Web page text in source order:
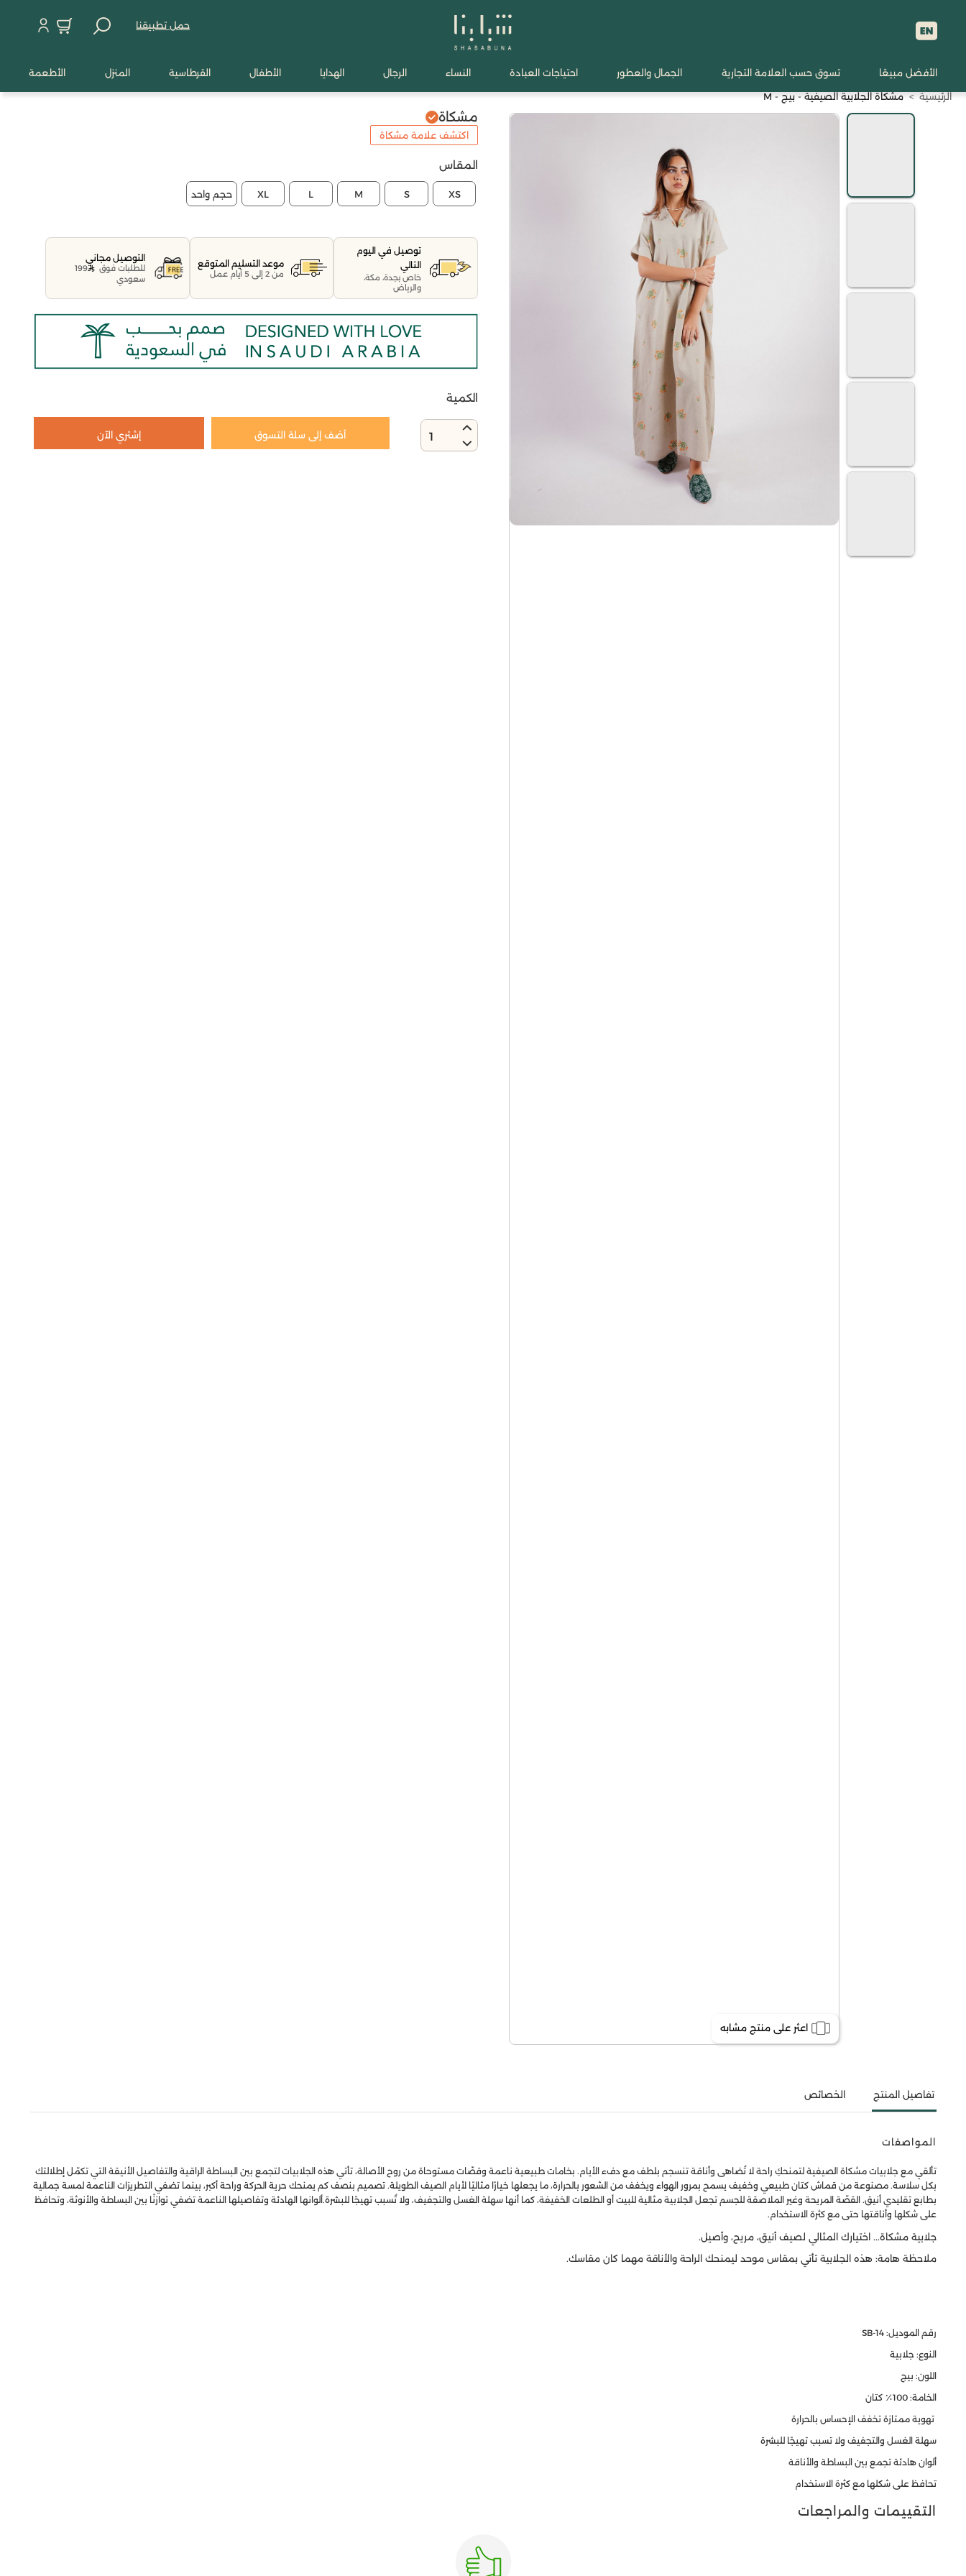
حمل تطبيقنا
الأفضل مبيعًا تسوق حسب العلامة التجارية الجمال والعطور احتياجات العبادة النساء الرجال الهدايا الأطفال القرطاسية المنزل الأطعمة
الرئيسية > مشكاة الجلابية الصيفية - بيج - M
اعثر على منتج مشابه
مشكاة
اكتشف علامة مشكاة
المقاس
XS
S
M
L
XL حجم واحد
توصيل في اليوم
التالي
خاص بجدة، مكة،
والرياض
موعد التسليم المتوقع
من 2 إلى 5 أيام عمل
التوصيل مجاني
للطلبات فوق
199
سعودي
الكمية
1 أضف إلى سلة التسوق إشتري الآن
تفاصيل المنتج الخصائص
المواصفات
تألقي مع جلابيات مشكاة الصيفية لتمنحكِ راحة لا تُضاهى وأناقة تنسجم بلطف مع دفء الأيام. بخامات طبيعية ناعمة وقصّات مستوحاة من روح الأصالة، تأتي هذه الجلابيات لتجمع بين البساطة الراقية والتفاصيل الأنيقة التي تكمّل إطلالتك
بكل سلاسة. مصنوعة من قماش كتان طبيعي وخفيف يسمح بمرور الهواء ويخفف من الشعور بالحرارة، ما يجعلها خيارًا مثاليًا لأيام الصيف الطويلة. تصميم بنصف كم يمنحك حرية الحركة وراحة أكبر، بينما تضفي التطريزات الناعمة لمسة جمالية
بطابع تقليدي أنيق. القصّة المريحة وغير الملاصقة للجسم تجعل الجلابية مثالية للبيت أو الطلعات الخفيفة، كما أنها سهلة الغسل والتجفيف، ولا تُسبب تهيجًا للبشرة.ألوانها الهادئة وتفاصيلها الناعمة تضفي توازنًا بين البساطة والأنوثة، وتحافظ
على شكلها وأناقتها حتى مع كثرة الاستخدام.
جلابية مشكاة... اختيارك المثالي لصيف أنيق، مريح، وأصيل.
ملاحظة هامة: هذه الجلابية تأتي بمقاس موحد ليمنحك الراحة والأناقة مهما كان مقاسك.
رقم الموديل: SB-14
النوع: جلابية
اللون: بيج
الخامة: 100٪ كتان
تهوية ممتازة تخفف الإحساس بالحرارة
سهلة الغسل والتجفيف ولا تسبب تهيجًا للبشرة
ألوان هادئة تجمع بين البساطة والأناقة
تحافظ على شكلها مع كثرة الاستخدام
التقييمات والمراجعات